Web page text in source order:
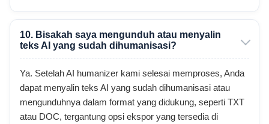
10. Bisakah saya mengunduh atau menyalin
teks AI yang sudah dihumanisasi?
Ya. Setelah AI humanizer kami selesai memproses, Anda
dapat menyalin teks AI yang sudah dihumanisasi atau
mengunduhnya dalam format yang didukung, seperti TXT
atau DOC, tergantung opsi ekspor yang tersedia di